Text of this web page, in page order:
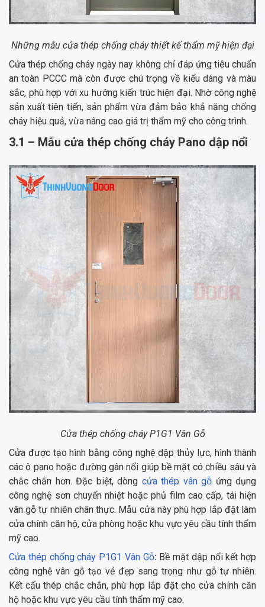
Những mẫu cửa thép chống cháy thiết kế thẩm mỹ hiện đại
Cửa thép chống cháy ngày nay không chỉ đáp ứng tiêu chuẩn
an toàn PCCC mà còn được chú trọng về kiểu dáng và màu
sắc, phù hợp với xu hướng kiến trúc hiện đại. Nhờ công nghệ
sản xuất tiên tiến, sản phẩm vừa đảm bảo khả năng chống
cháy hiệu quả, vừa nâng cao giá trị thẩm mỹ cho công trình.
3.1 – Mẫu cửa thép chống cháy Pano dập nổi
Cửa thép chống cháy P1G1 Vân Gỗ
Cửa được tạo hình bằng công nghệ dập thủy lực, hình thành
các ô pano hoặc đường gân nổi giúp bề mặt có chiều sâu và
chắc chắn hơn. Đặc biệt, dòng cửa thép vân gỗ ứng dụng
công nghệ sơn chuyển nhiệt hoặc phủ film cao cấp, tái hiện
vân gỗ tự nhiên chân thực. Mẫu cửa này phù hợp lắp đặt làm
cửa chính căn hộ, cửa phòng hoặc khu vực yêu cầu tính thẩm
mỹ cao.
Cửa thép chống cháy P1G1 Vân Gỗ: Bề mặt dập nổi kết hợp
công nghệ vân gỗ tạo vẻ đẹp sang trọng như gỗ tự nhiên.
Kết cấu thép chắc chắn, phù hợp lắp đặt cho cửa chính căn
hộ hoặc khu vực yêu cầu tính thẩm mỹ cao.